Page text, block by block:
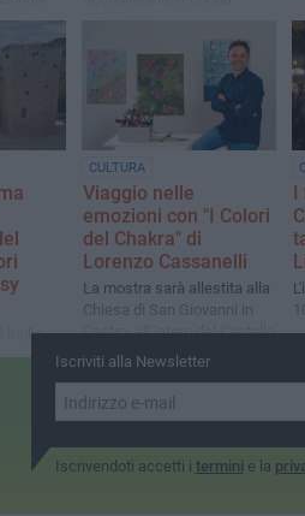
con il coinvolgimento di
associazioni, scuole e realtà
cittadine
luglio
CULTURA
Viaggio nelle
emozioni con "I Colori
del Chakra" di
Lorenzo Cassanelli
La mostra sarà allestita alla
Chiesa di San Giovanni in
Castro, all’intero del Castello
Svevo Angioino di Bisceglie,
2024
Iscriviti alla Newsletter
Iscrivendoti accetti i termini e la